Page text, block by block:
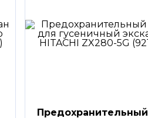
Предохранительный